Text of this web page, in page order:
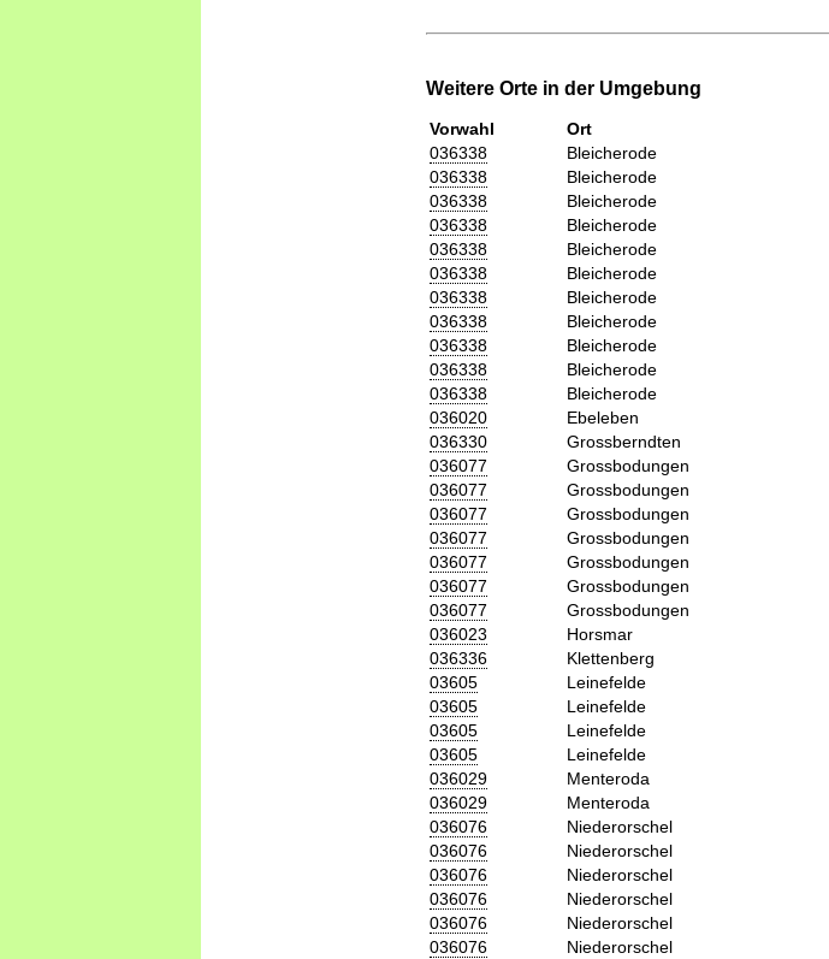
Weitere Orte in der Umgebung
Vorwahl Ort
036338
Bleicherode
036338
Bleicherode
036338
Bleicherode
036338
Bleicherode
036338
Bleicherode
036338
Bleicherode
036338
Bleicherode
036338
Bleicherode
036338
Bleicherode
036338
Bleicherode
036338
Bleicherode
036020
Ebeleben
036330
Grossberndten
036077
Grossbodungen
036077
Grossbodungen
036077
Grossbodungen
036077
Grossbodungen
036077
Grossbodungen
036077
Grossbodungen
036077
Grossbodungen
036023
Horsmar
036336
Klettenberg
03605
Leinefelde
03605
Leinefelde
03605
Leinefelde
03605
Leinefelde
036029
Menteroda
036029
Menteroda
036076
Niederorschel
036076
Niederorschel
036076
Niederorschel
036076
Niederorschel
036076
Niederorschel
036076
Niederorschel